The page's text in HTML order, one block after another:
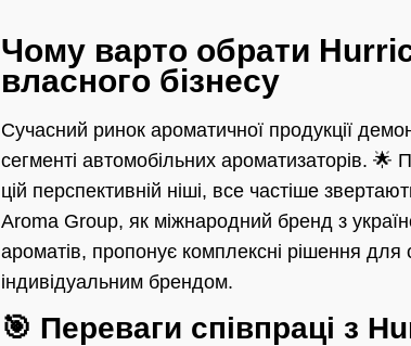
Чому варто обрати
власного бізнесу
Сучасний ринок ароматичної продукції
сегменті автомобільних ароматизаторів. 🌟
цій перспективній ніші, все частіше
Aroma Group, як міжнародний бренд з
ароматів, пропонує комплексні рішення для
індивідуальним брендом.
🎯 Переваги співпраці з